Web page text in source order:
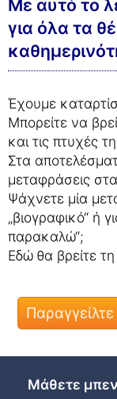
Με αυτό το
για όλα τα
Έχουμε
Μπορείτε να
και τις πτυχές
Στα
μεταφράσεις
Ψάχνετε μία
„βιογραφικό“ ή
παρακαλώ“;
Εδώ θα βρείτε
Μάθετε